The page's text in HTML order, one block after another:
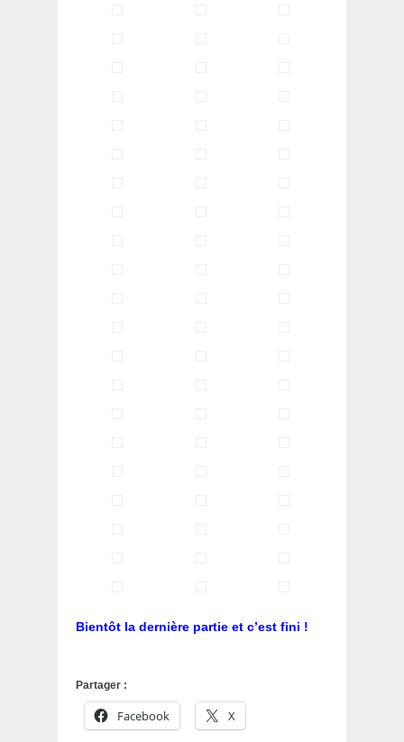
Bientôt la dernière partie et c’est fini !
Partager :
Facebook X